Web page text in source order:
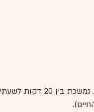
אצלנו תהליך עיכול השוקולד מהיר יותר.